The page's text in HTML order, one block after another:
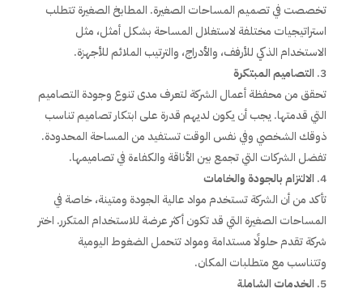
تخصصت في تصميم المساحات الصغيرة. المطابخ الصغيرة تتطلب
استراتيجيات مختلفة لاستغلال المساحة بشكل أمثل، مثل
الاستخدام الذكي للأرفف، والأدراج، والترتيب الملائم للأجهزة.
التصاميم المبتكرة
تحقق من محفظة أعمال الشركة لتعرف مدى تنوع وجودة التصاميم
التي قدمتها. يجب أن يكون لديهم قدرة على ابتكار تصاميم تناسب
ذوقك الشخصي وفي نفس الوقت تستفيد من المساحة المحدودة.
تفضل الشركات التي تجمع بين الأناقة والكفاءة في تصاميمها.
الالتزام بالجودة والخامات
تأكد من أن الشركة تستخدم مواد عالية الجودة ومتينة، خاصة في
المساحات الصغيرة التي قد تكون أكثر عرضة للاستخدام المتكرر. اختر
شركة تقدم حلولًا مستدامة ومواد تتحمل الضغوط اليومية
وتتناسب مع متطلبات المكان.
الخدمات الشاملة